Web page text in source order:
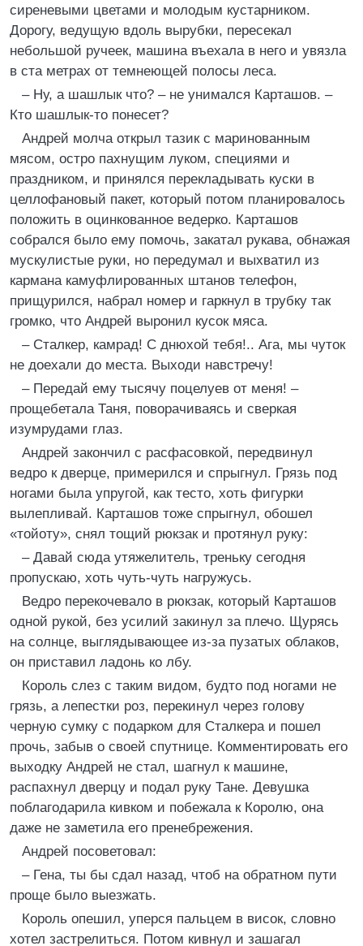
сиреневыми цветами и молодым кустарником.
Дорогу, ведущую вдоль вырубки, пересекал
небольшой ручеек, машина въехала в него и увязла
в ста метрах от темнеющей полосы леса.
– Ну, а шашлык что? – не унимался Карташов. –
Кто шашлык-то понесет?
Андрей молча открыл тазик с маринованным
мясом, остро пахнущим луком, специями и
праздником, и принялся перекладывать куски в
целлофановый пакет, который потом планировалось
положить в оцинкованное ведерко. Карташов
собрался было ему помочь, закатал рукава, обнажая
мускулистые руки, но передумал и выхватил из
кармана камуфлированных штанов телефон,
прищурился, набрал номер и гаркнул в трубку так
громко, что Андрей выронил кусок мяса.
– Сталкер, камрад! С днюхой тебя!.. Ага, мы чуток
не доехали до места. Выходи навстречу!
– Передай ему тысячу поцелуев от меня! –
прощебетала Таня, поворачиваясь и сверкая
изумрудами глаз.
Андрей закончил с расфасовкой, передвинул
ведро к дверце, примерился и спрыгнул. Грязь под
ногами была упругой, как тесто, хоть фигурки
вылепливай. Карташов тоже спрыгнул, обошел
«тойоту», снял тощий рюкзак и протянул руку:
– Давай сюда утяжелитель, треньку сегодня
пропускаю, хоть чуть-чуть нагружусь.
Ведро перекочевало в рюкзак, который Карташов
одной рукой, без усилий закинул за плечо. Щурясь
на солнце, выглядывающее из-за пузатых облаков,
он приставил ладонь ко лбу.
Король слез с таким видом, будто под ногами не
грязь, а лепестки роз, перекинул через голову
черную сумку с подарком для Сталкера и пошел
прочь, забыв о своей спутнице. Комментировать его
выходку Андрей не стал, шагнул к машине,
распахнул дверцу и подал руку Тане. Девушка
поблагодарила кивком и побежала к Королю, она
даже не заметила его пренебрежения.
Андрей посоветовал:
– Гена, ты бы сдал назад, чтоб на обратном пути
проще было выезжать.
Король опешил, уперся пальцем в висок, словно
хотел застрелиться. Потом кивнул и зашагал